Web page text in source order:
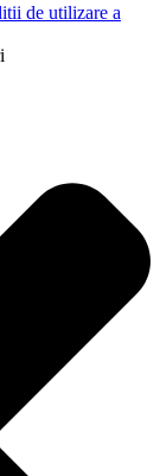
de utilizare a